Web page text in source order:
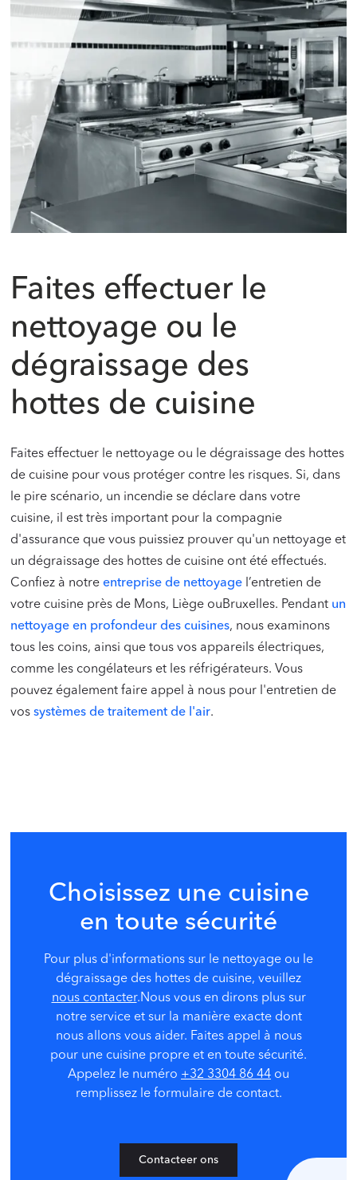
Faites effectuer le
nettoyage ou le
dégraissage des
hottes de cuisine
Faites effectuer le nettoyage ou le dégraissage des hottes
de cuisine pour vous protéger contre les risques. Si, dans
le pire scénario, un incendie se déclare dans votre
cuisine, il est très important pour la compagnie
d'assurance que vous puissiez prouver qu'un nettoyage et
un dégraissage des hottes de cuisine ont été effectués.
Confiez à notreentreprise de nettoyage l’entretien de
votre cuisine près de Mons, Liège ouBruxelles. Pendant un
nettoyage en profondeur des cuisines, nous examinons
tous les coins, ainsi que tous vos appareils électriques,
comme les congélateurs et les réfrigérateurs. Vous
pouvez également faire appel à nous pour l'entretien de
vossystèmes de traitement de l'air.
Choisissez une cuisine
en toute sécurité
Pour plus d'informations sur le nettoyage ou le
dégraissage des hottes de cuisine, veuillez
nous contacter.Nous vous en dirons plus sur
notre service et sur la manière exacte dont
nous allons vous aider. Faites appel à nous
pour une cuisine propre et en toute sécurité.
Appelez le numéro +32 3304 86 44 ou
remplissez le formulaire de contact.
Contacteer ons